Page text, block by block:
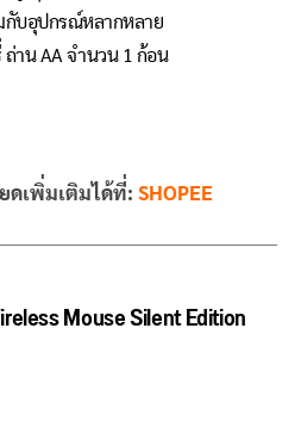
กับอุปกรณ์หลากหลาย
าน AA จำนวน 1 ก้อน
ดเพิ่มเติมได้ที่: SHOPEE
Mouse Silent Edition